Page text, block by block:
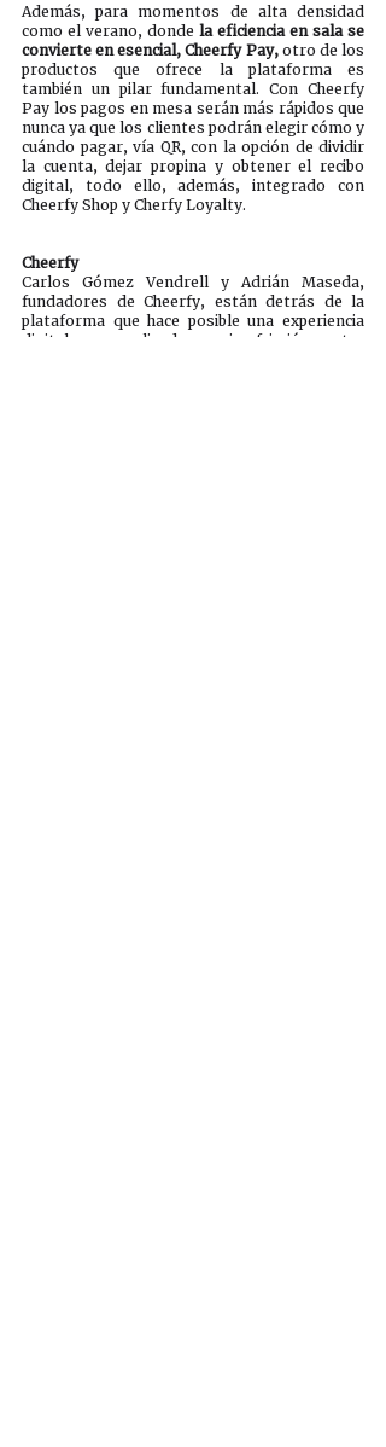
Además, para momentos de alta densidad
como el verano, donde la eficiencia en sala se
convierte en esencial, Cheerfy Pay, otro de los
productos que ofrece la plataforma es
también un pilar fundamental. Con Cheerfy
Pay los pagos en mesa serán más rápidos que
nunca ya que los clientes podrán elegir cómo y
cuándo pagar, vía QR, con la opción de dividir
la cuenta, dejar propina y obtener el recibo
digital, todo ello, además, integrado con
Cheerfy Shop y Cherfy Loyalty.
Cheerfy
Carlos Gómez Vendrell y Adrián Maseda,
fundadores de Cheerfy, están detrás de la
plataforma que hace posible una experiencia
digital personalizada y sin fricción entre